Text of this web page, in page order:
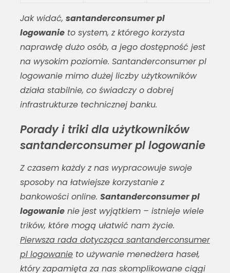
Jak widać, santanderconsumer pl
logowanieto system, z którego korzysta
naprawdę dużo osób, a jego dostępność jest
na wysokim poziomie. Santanderconsumer pl
logowaniemimo dużej liczby użytkowników
działa stabilnie, co świadczy o dobrej
infrastrukturze technicznej banku.
Porady i triki dla użytkowników
santanderconsumer pl logowanie
Z czasem każdy z nas wypracowuje swoje
sposoby na łatwiejsze korzystanie z
bankowości online. Santanderconsumer pl
logowanienie jest wyjątkiem – istnieje wiele
trików, które mogą ułatwić nam życie.
Pierwsza rada dotycząca santanderconsumer
pl logowanieto używanie menedżera haseł,
który zapamięta za nas skomplikowane ciągi